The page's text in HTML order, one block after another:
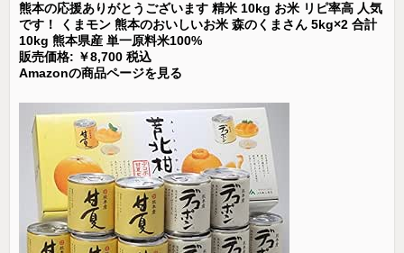
熊本の応援ありがとうございます 精米 10kg お米 リピ率高 人気
です！ くまモン 熊本のおいしいお米 森のくまさん 5kg×2 合計
10kg 熊本県産 単一原料米100%
販売価格: ￥8,700 税込
Amazonの商品ページを見る